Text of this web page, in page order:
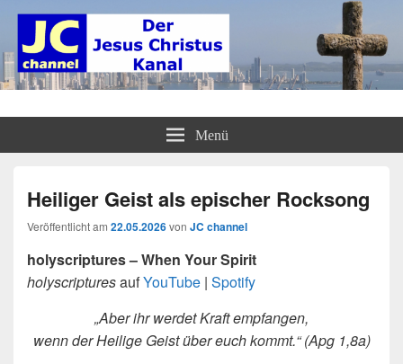
JC channel – Der Jesus Christus
Kanal
Menü
Heiliger Geist als epischer Rocksong
Veröffentlicht am 22.05.2026von JC channel
holyscriptures – When Your Spirit
holyscripturesaufYouTube | Spotify
„Aber ihr werdet Kraft empfangen,
wenn der Heilige Geist über euch kommt.“ (Apg 1,8a)